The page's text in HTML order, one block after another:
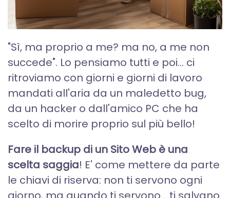
"Sì, ma proprio a me? ma no, a me non
succede". Lo pensiamo tutti e poi... ci
ritroviamo con giorni e giorni di lavoro
mandati all'aria da un maledetto bug,
da un hacker o dall'amico PC che ha
scelto di morire proprio sul più bello!
Fare il backup di un Sito Web è una
scelta saggia! E' come mettere da parte
le chiavi di riserva: non ti servono ogni